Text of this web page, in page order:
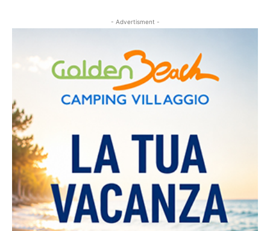
- Advertisment -